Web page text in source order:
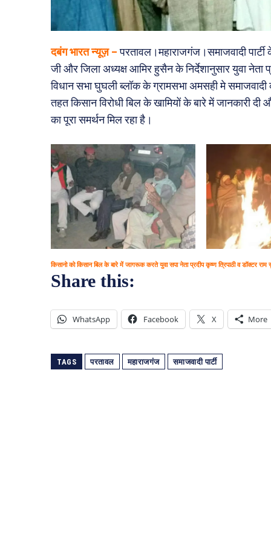
दबंग भारत न्यूज़ –परतावल।महाराजगंज।समाजवादी
जी और जिला अध्यक्ष आमिर हुसैन के निर्देशानुसार युवा नेता
विधान सभा घुघली ब्लॉक के ग्रामसभा अमसही मे
तहत किसान विरोधी बिल के खामियों के बारे में जानकारी
का पूरा समर्थन मिल रहा है।
किसानो को किसान बिल के बारे में जागरूक करते युवा सपा नेता प्रदीप कृष्ण त्रिपाठी व डॉक्टर राम
Share this:
WhatsApp Facebook X More
TAGS परतावल महाराजगंज समाजवादी पार्टी